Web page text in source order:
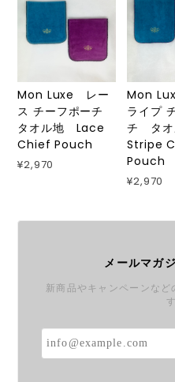
Mon Luxe レー
ス チーフポーチ
タオル地 Lace
Chief Pouch
¥2,970
Mon
ライプ
チ タ
Stripe
Pouch
¥2,970
メールマガ
新商品やキャンペーンなど